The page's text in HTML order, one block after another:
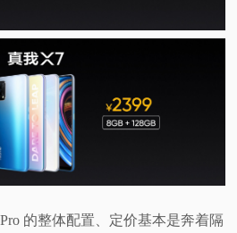
的整体配置、定价基本是奔着隔